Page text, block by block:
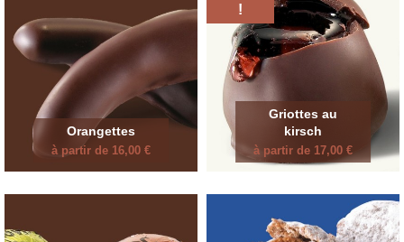
Orangettes
à partir de 16,00 €
Griottes au
kirsch
à partir de 17,00 €
!